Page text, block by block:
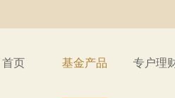
首页 基金产品 专户理